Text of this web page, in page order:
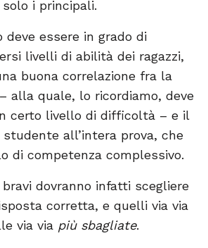
i principali.
deve essere in grado di
livelli di abilità dei ragazzi,
buona correlazione fra la
alla quale, lo ricordiamo, deve
certo livello di difficoltà – e il
all’intera prova, che
di competenza complessivo.
dovranno infatti scegliere
corretta, e quelli via via
via via più sbagliate.